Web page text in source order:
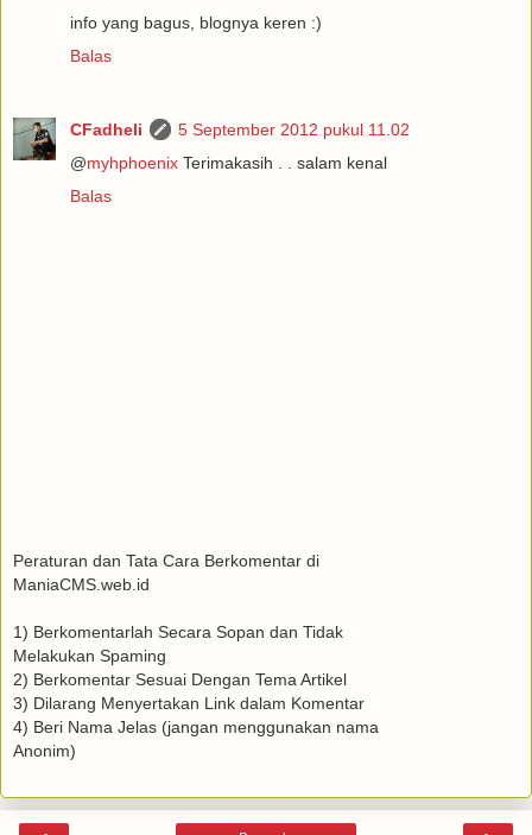
info yang bagus, blognya keren :)
Balas
CFadheli
5 September 2012 pukul 11.02
@myhphoenix Terimakasih . . salam kenal
Balas
Peraturan dan Tata Cara Berkomentar di
ManiaCMS.web.id
1) Berkomentarlah Secara Sopan dan Tidak
Melakukan Spaming
2) Berkomentar Sesuai Dengan Tema Artikel
3) Dilarang Menyertakan Link dalam Komentar
4) Beri Nama Jelas (jangan menggunakan nama
Anonim)